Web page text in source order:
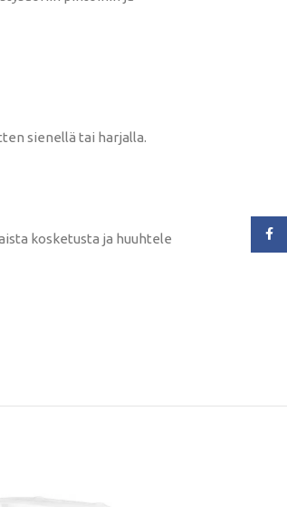
sienellä tai harjalla.
kosketusta ja huuhtele